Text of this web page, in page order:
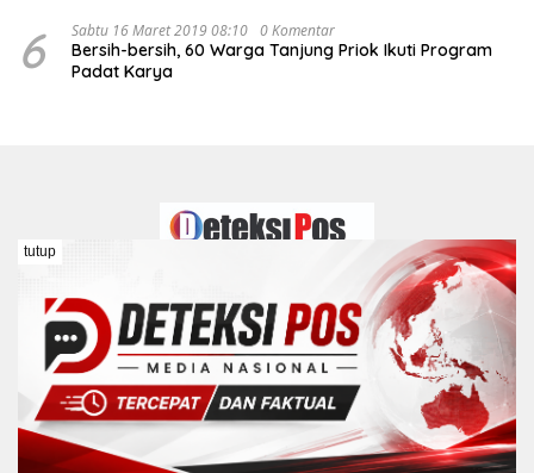
6 Sabtu 16 Maret 2019 08:10 0 Komentar
Bersih-bersih, 60 Warga Tanjung Priok Ikuti Program
Padat Karya
Redaksi Kontak Pedoman Media Siber
Disclaimer
Kebijakan Peraturan Dewan Pers
COPYRIGHT © DETEKSIPOS 2026 Hak Cipta Dilindungi Undang-
Undang
tutup